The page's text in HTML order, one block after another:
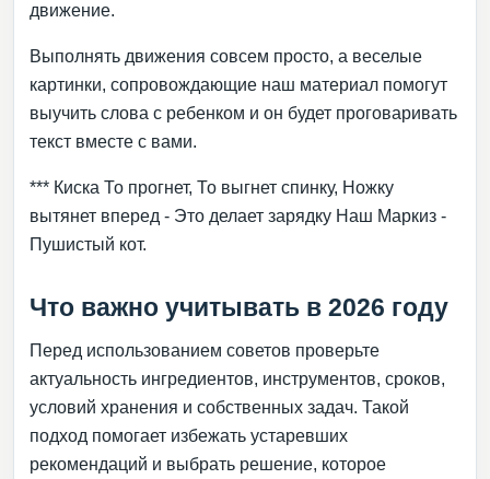
движение.
Выполнять движения совсем просто, а веселые
картинки, сопровождающие наш материал помогут
выучить слова с ребенком и он будет проговаривать
текст вместе с вами.
*** Киска То прогнет, То выгнет спинку, Ножку
вытянет вперед - Это делает зарядку Наш Маркиз -
Пушистый кот.
Что важно учитывать в 2026 году
Перед использованием советов проверьте
актуальность ингредиентов, инструментов, сроков,
условий хранения и собственных задач. Такой
подход помогает избежать устаревших
рекомендаций и выбрать решение, которое